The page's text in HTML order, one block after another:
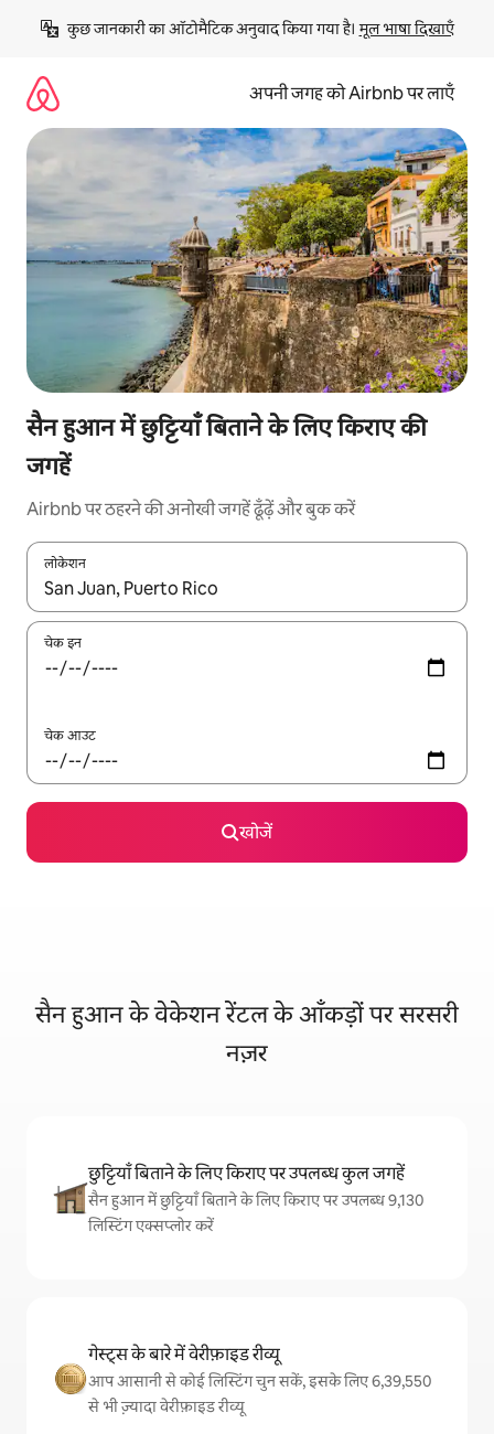
छोड़कर
कॉन्टेंट
कुछ जानकारी का ऑटोमैटिक अनुवाद किया गया है। मूल भाषा दिखाएँ
अपनी जगह को Airbnb पर लाएँ
सैन हुआन में छुट्टियाँ बिताने के लिए किराए की
जगहें
Airbnb पर ठहरने की अनोखी जगहें ढूँढ़ें और बुक करें
लोकेशन
नतीजों के उपलब्ध होने पर, अप और डाउन 'ऐरो की' का इस्तेमाल करके नेविगेट
चेक इन
चेक आउट
खोजें
सैन हुआन के वेकेशन रेंटल के आँकड़ों पर सरसरी
नज़र
छुट्टियाँ बिताने के लिए किराए पर उपलब्ध कुल जगहें
सैन हुआन में छुट्टियाँ बिताने के लिए किराए पर उपलब्ध 9,130
लिस्टिंग एक्सप्लोर करें
गेस्ट्स के बारे में वेरीफ़ाइड रीव्यू
आप आसानी से कोई लिस्टिंग चुन सकें, इसके लिए 6,39,550
से भी ज़्यादा वेरीफ़ाइड रीव्यू